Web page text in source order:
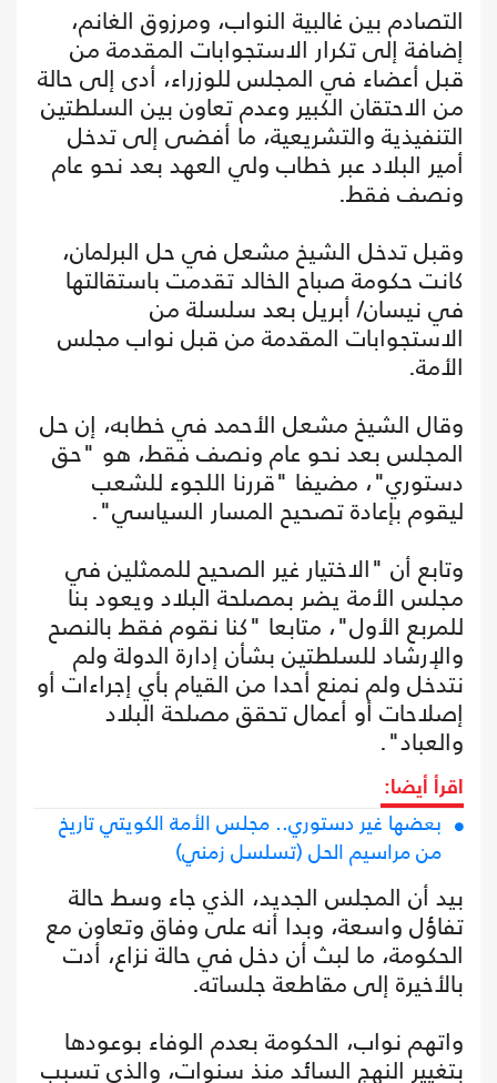
التصادم بين غالبية النواب، ومرزوق الغانم،
إضافة إلى تكرار الاستجوابات المقدمة من
قبل أعضاء في المجلس للوزراء، أدى إلى حالة
من الاحتقان الكبير وعدم تعاون بين السلطتين
التنفيذية والتشريعية، ما أفضى إلى تدخل
أمير البلاد عبر خطاب ولي العهد بعد نحو عام
ونصف فقط.
وقبل تدخل الشيخ مشعل في حل البرلمان،
كانت حكومة صباح الخالد تقدمت باستقالتها
في نيسان/ أبريل بعد سلسلة من
الاستجوابات المقدمة من قبل نواب مجلس
الأمة.
وقال الشيخ مشعل الأحمد في خطابه، إن حل
المجلس بعد نحو عام ونصف فقط، هو "حق
دستوري"، مضيفا "قررنا اللجوء للشعب
ليقوم بإعادة تصحيح المسار السياسي".
وتابع أن "الاختيار غير الصحيح للممثلين في
مجلس الأمة يضر بمصلحة البلاد ويعود بنا
للمربع الأول"، متابعا "كنا نقوم فقط بالنصح
والإرشاد للسلطتين بشأن إدارة الدولة ولم
نتدخل ولم نمنع أحدا من القيام بأي إجراءات أو
إصلاحات أو أعمال تحقق مصلحة البلاد
والعباد".
اقرأ أيضا:
بعضها غير دستوري.. مجلس الأمة الكويتي تاريخ
من مراسيم الحل (تسلسل زمني)
بيد أن المجلس الجديد، الذي جاء وسط حالة
تفاؤل واسعة، وبدا أنه على وفاق وتعاون مع
الحكومة، ما لبث أن دخل في حالة نزاع، أدت
بالأخيرة إلى مقاطعة جلساته.
واتهم نواب، الحكومة بعدم الوفاء بوعودها
بتغيير النهج السائد منذ سنوات، والذي تسبب